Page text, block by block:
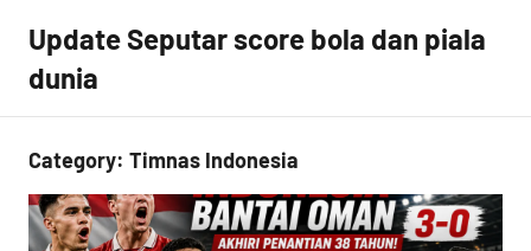
content
Update Seputar score bola dan piala
dunia
Category: Timnas Indonesia